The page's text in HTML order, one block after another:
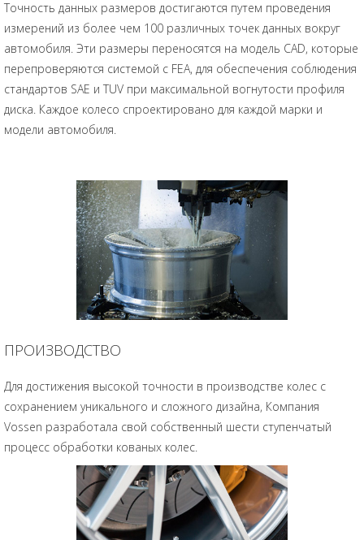
Точность данных размеров достигаются путем проведения
измерений из более чем 100 различных точек данных вокруг
автомобиля. Эти размеры переносятся на модель CAD, которые
перепроверяются системой с FEA, для обеспечения соблюдения
стандартов SAE и TUV при максимальной вогнутости профиля
диска. Каждое колесо спроектировано для каждой марки и
модели автомобиля.
ПРОИЗВОДСТВО
Для достижения высокой точности в производстве колес с
сохранением уникального и сложного дизайна, Компания
Vossen разработала свой собственный шести ступенчатый
процесс обработки кованых колес.